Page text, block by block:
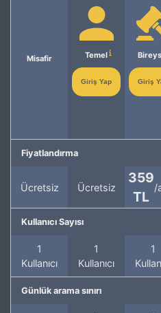
Misafir Temel
Giriş Yap Giriş
Fiyatlandırma
Ücretsiz Ücretsiz
359
TL
/
Kullanıcı Sayısı
1
Kullanıcı
1
Kullanıcı
1
Günlük arama sınırı